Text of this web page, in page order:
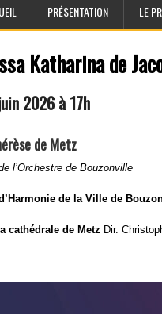
PRÉSENTATION LE
Katharina de
2026 à 17h
de Metz
l’Orchestre de Bouzonville
de la Ville de
cathédrale de Metz Dir.